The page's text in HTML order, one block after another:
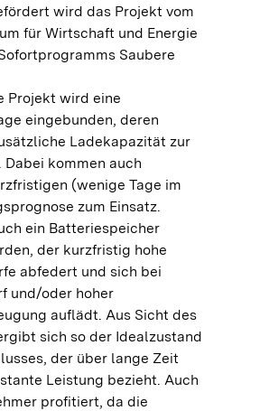
wird das Projekt vom
für Wirtschaft und Energie
Saubere
Projekt wird eine
eingebunden, deren
Ladekapazität zur
kommen auch
(wenige Tage im
zum Einsatz.
ein Batteriespeicher
der kurzfristig hohe
abfedert und sich bei
und/oder hoher
auflädt. Aus Sicht des
sich so der Idealzustand
der über lange Zeit
Leistung bezieht. Auch
profitiert, da die